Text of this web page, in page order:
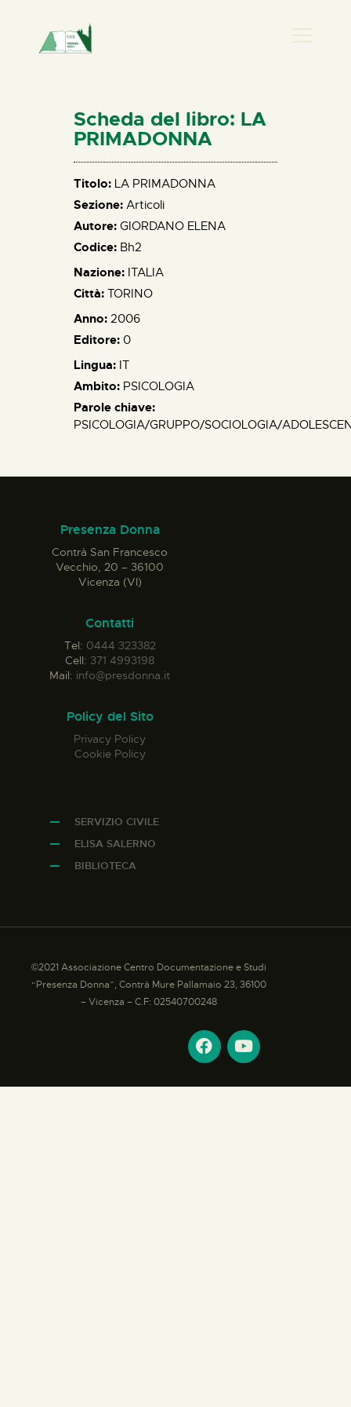
HOME
CHI SIAMO
NEWS
PERCORSI
BIBLIOTECA
ELISA SALERNO
Scheda del libro: LA
PRIMADONNA
Titolo: LA PRIMADONNA
Sezione: Articoli
Autore: GIORDANO ELENA
Codice: Bh2
Nazione: ITALIA
Città: TORINO
Anno: 2006
Editore: 0
Lingua: IT
Ambito: PSICOLOGIA
Parole chiave:
PSICOLOGIA/GRUPPO/SOCIOLOGIA/
Presenza Donna
Contrà San Francesco
Vecchio, 20 – 36100
Vicenza (VI)
Contatti
Tel: 0444 323382
Cell: 371 4993198
Mail: info@presdonna.it
Policy del Sito
Privacy Policy
Cookie Policy
SERVIZIO CIVILE
ELISA SALERNO
BIBLIOTECA
©2021 Associazione Centro Documentazione e Studi
“Presenza Donna”, Contrà Mure Pallamaio 23, 36100
– Vicenza – C.F: 02540700248